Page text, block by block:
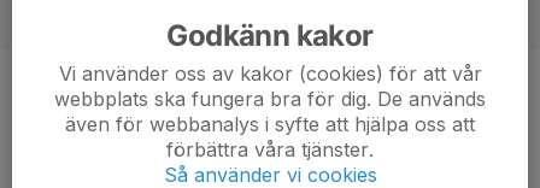
Ålder 59 år
Godkänn kakor
Vi använder oss av kakor (cookies) för att vår
webbplats ska fungera bra för dig. De används
även för webbanalys i syfte att hjälpa oss att
förbättra våra tjänster.
Så använder vi cookies